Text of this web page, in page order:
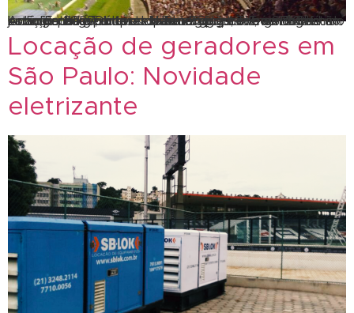
Locação de geradores de energia para evento teste no Engenhão. Em teste para o Sport TV, a SBLOK locação de geradores de energia esteve no Engenhão. Acompanhe. Sobre o estádio: Inaugurado em 30 de junho de 2007, a casa do Botafogo, também conhecido como Estádio Olímpico Nilton Santos, o Engenhão é um estádio poliesportivo localizado […]
Locação de geradores em
São Paulo: Novidade
eletrizante